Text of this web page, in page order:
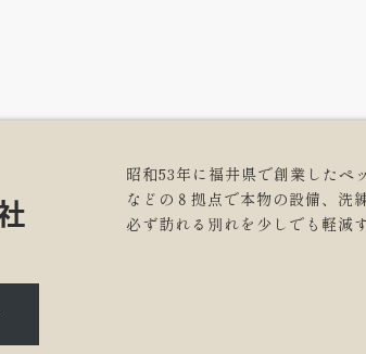
昭和53年に福井県で創業したペ
などの８拠点で本物の設備、洗
必ず訪れる別れを少しでも軽減